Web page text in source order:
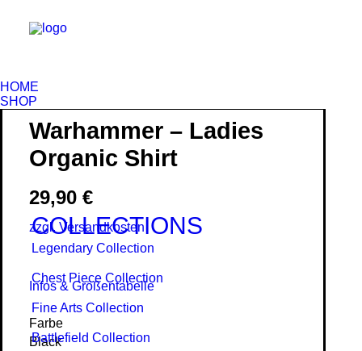
HOME
SHOP
COLLECTIONS
Legendary Collection
Chest Piece Collection
Fine Arts Collection
Battlefield Collection
Warhammer – Ladies
Organic Shirt
29,90 €
zzgl. Versandkosten
Infos & Größentabelle
Farbe
Black